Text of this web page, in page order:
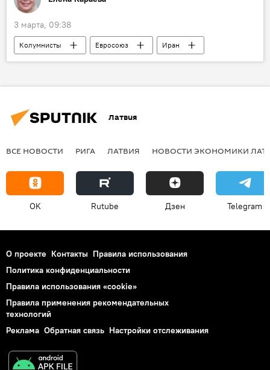
3 марта, 09:38
Колумнисты Евросоюз Иран
Латвия
ВСЕ НОВОСТИ РИГА ЛАТВИЯ НОВОСТИ ЭКОНОМИКИ
OK Rutube Дзен Telegram
О проекте Контакты Правила использования
Политика конфиденциальности
Правила использования «cookie»
Правила применения рекомендательных
технологий
Реклама Обратная связь Настройки отслеживания